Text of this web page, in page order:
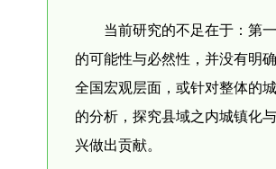
当前研究的不足在于：第
的可能性与必然性，并没有明
全国宏观层面，或针对整体的
的分析，探究县域之内城镇化
兴做出贡献。